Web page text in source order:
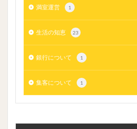
満室運営 1
生活の知恵 23
銀行について 1
集客について 1